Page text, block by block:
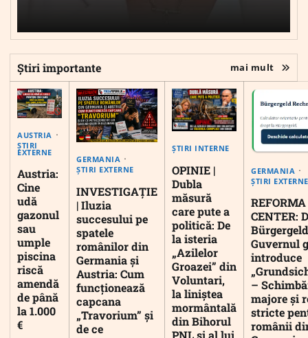
Știri importante mai mult
AUSTRIA
ȘTIRI
EXTERNE
Austria:
Cine
udă
gazonul
sau
umple
piscina
riscă
amendă
de până
la 1.000
€
GERMANIA
ȘTIRI EXTERNE
INVESTIGAȚIE
| Iluzia
succesului pe
spatele
românilor din
Germania și
Austria: Cum
funcționează
capcana
„Travorium” și
de ce
ȘTIRI INTERNE
OPINIE |
Dubla
măsură
care pute a
politică: De
la isteria
„Azilelor
Groazei” din
Voluntari,
la liniștea
mormântală
din Bihorul
PNL și al lui
GERMANIA
ȘTIRI EXTERNE
CENTER:
Guvernul
introduce
–
majore și
stricte
românii